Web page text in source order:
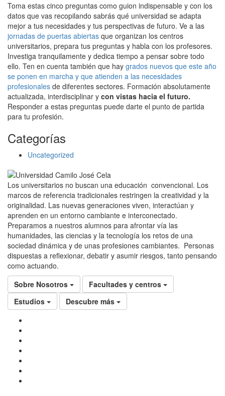
Toma estas cinco preguntas como guion indispensable y con los
datos que vas recopilando sabrás qué universidad se adapta
mejor a tus necesidades y tus perspectivas de futuro. Ve a las
jornadas de puertas abiertas que organizan los centros
universitarios, prepara tus preguntas y habla con los profesores.
Investiga tranquilamente y dedica tiempo a pensar sobre todo
ello. Ten en cuenta también que hay grados nuevos que este año
se ponen en marcha y que atienden a las necesidades
profesionales de diferentes sectores. Formación absolutamente
actualizada, interdisciplinar y con vistas hacia el futuro.
Responder a estas preguntas puede darte el punto de partida
para tu profesión.
Categorías
Uncategorized
Los universitarios no buscan una educación convencional. Los
marcos de referencia tradicionales restringen la creatividad y la
originalidad. Las nuevas generaciones viven, interactúan y
aprenden en un entorno cambiante e interconectado.
Preparamos a nuestros alumnos para afrontar vía las
humanidades, las ciencias y la tecnología los retos de una
sociedad dinámica y de unas profesiones cambiantes. Personas
dispuestas a reflexionar, debatir y asumir riesgos, tanto pensando
como actuando.
Sobre Nosotros
Facultades y centros
Estudios
Descubre más